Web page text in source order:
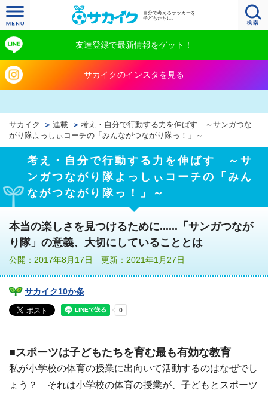
自分で考えるサッカーを
子どもたちに。
友達登録で最新情報をゲット！
サカイクのインスタを見る
サカイク 連載
考え・自分で行動する力を伸ばす ～サンガつな
がり隊よっしぃコーチの「みんながつながり隊っ！」～
考え・自分で行動する力を伸ばす ～サ
ンガつながり隊よっしぃコーチの「みん
ながつながり隊っ！」～
本当の楽しさを見つけるために......「サンガつなが
り隊」の意義、大切にしていることとは
公開：2017年8月17日 更新：2021年1月27日
サカイク10か条
■スポーツは子どもたちを育む最も有効な教育
私が小学校の体育の授業に出向いて活動するのはなぜでし
ょう？ それは小学校の体育の授業が、子どもとスポーツ